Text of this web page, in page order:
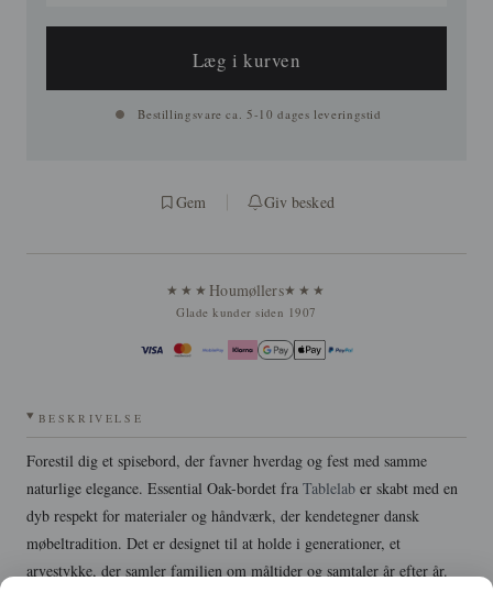
Læg i kurven
Bestillingsvare ca. 5-10 dages leveringstid
Gem Giv besked
★★★ Houmøllers★★★
Glade kunder siden 1907
BESKRIVELSE
Forestil dig et spisebord, der favner hverdag og fest med samme
naturlige elegance. Essential Oak-bordet fra Tablelab er skabt med en
dyb respekt for materialer og håndværk, der kendetegner dansk
møbeltradition. Det er designet til at holde i generationer, et
arvestykke, der samler familien om måltider og samtaler år efter år.